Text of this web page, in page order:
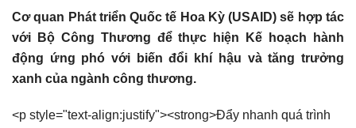
Cơ quan Phát triển Quốc tế Hoa Kỳ (USAID) sẽ hợp tác
với Bộ Công Thương để thực hiện Kế hoạch hành
động ứng phó với biến đổi khí hậu và tăng trưởng
xanh của ngành công thương.
<p style="text-align:justify"><strong>Đẩy nhanh quá trình